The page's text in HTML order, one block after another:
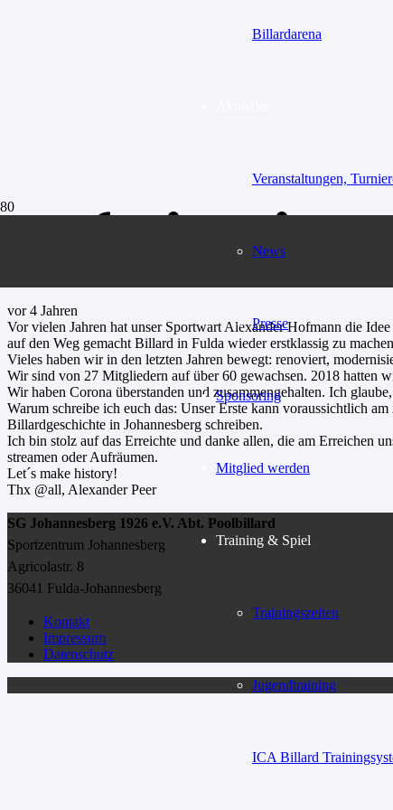
Billardarena
Veranstaltungen,
News
Presse
Sponsoring
Mitglied werden
Training & Spiel
Trainingszeiten
Jugendtraining
ICA Billard
Aufstieg in
vor 4 Jahren
Vor vielen Jahren hat unser Sportwart Alexander Hofmann die
auf den Weg gemacht Billard in Fulda wieder erstklassig zu
Vieles haben wir in den letzten Jahren bewegt: renoviert,
Wir sind von 27 Mitgliedern auf über 60 gewachsen. 2018 hatten
Wir haben Corona überstanden und zusammengehalten. Ich
Warum schreibe ich euch das: Unser Erste kann voraussichtlich
Billardgeschichte in Johannesberg schreiben.
Ich bin stolz auf das Erreichte und danke allen, die am Erreichen
streamen oder Aufräumen.
Let´s make history!
Thx @all, Alexander Peer
SG Johannesberg 1926 e.V. Abt. Poolbillard
Sportzentrum Johannesberg
Agricolastr. 8
36041 Fulda-Johannesberg
Kontakt
Impressum
Datenschutz